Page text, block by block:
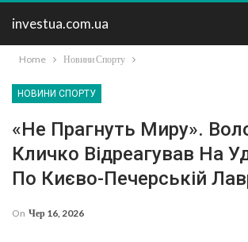
investua.com.ua
Home Новини Спорту
НОВИНИ СПОРТУ
«Не Прагнуть Миру».
Кличко Відреагував На
По Києво-Печерській
On Чер 16, 2026